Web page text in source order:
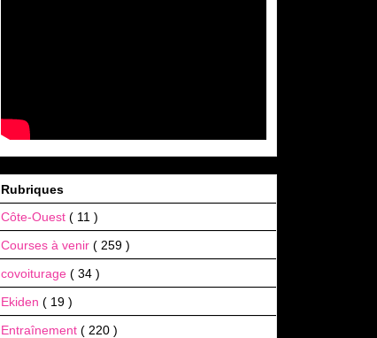
Rubriques
Côte-Ouest ( 11 )
Courses à venir ( 259 )
covoiturage ( 34 )
Ekiden ( 19 )
Entraînement ( 220 )